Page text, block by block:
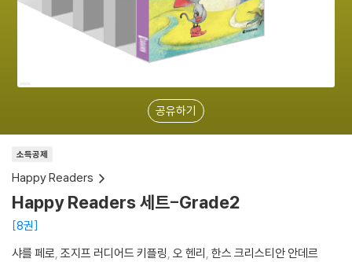
공유하기
소득공제
Happy Readers
Happy Readers 세트-Grade2
8권
샤를 페로 조지프 러디어드 키플링 오 헨리 한스 크리스티안 안데르